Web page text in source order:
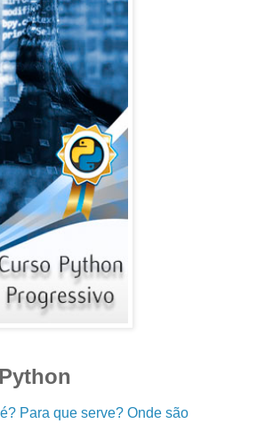
Para que serve? Onde são